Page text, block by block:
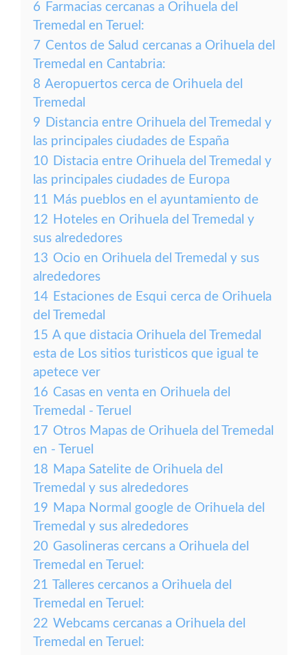
6 Farmacias cercanas a Orihuela del
Tremedal en Teruel:
7 Centos de Salud cercanas a Orihuela del
Tremedal en Cantabria:
8 Aeropuertos cerca de Orihuela del
Tremedal
9 Distancia entre Orihuela del Tremedal y
las principales ciudades de España
10 Distacia entre Orihuela del Tremedal y
las principales ciudades de Europa
11 Más pueblos en el ayuntamiento de
12 Hoteles en Orihuela del Tremedal y
sus alrededores
13 Ocio en Orihuela del Tremedal y sus
alrededores
14 Estaciones de Esqui cerca de Orihuela
del Tremedal
15 A que distacia Orihuela del Tremedal
esta de Los sitios turisticos que igual te
apetece ver
16 Casas en venta en Orihuela del
Tremedal - Teruel
17 Otros Mapas de Orihuela del Tremedal
en - Teruel
18 Mapa Satelite de Orihuela del
Tremedal y sus alrededores
19 Mapa Normal google de Orihuela del
Tremedal y sus alrededores
20 Gasolineras cercans a Orihuela del
Tremedal en Teruel:
21 Talleres cercanos a Orihuela del
Tremedal en Teruel:
22 Webcams cercanas a Orihuela del
Tremedal en Teruel: